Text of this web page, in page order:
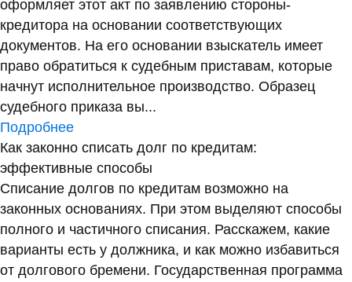
оформляет этот акт по заявлению стороны-
кредитора на основании соответствующих
документов. На его основании взыскатель имеет
право обратиться к судебным приставам, которые
начнут исполнительное производство. Образец
судебного приказа вы...
Подробнее
Как законно списать долг по кредитам:
эффективные способы
Списание долгов по кредитам возможно на
законных основаниях. При этом выделяют способы
полного и частичного списания. Расскажем, какие
варианты есть у должника, и как можно избавиться
от долгового бремени. Государственная программа